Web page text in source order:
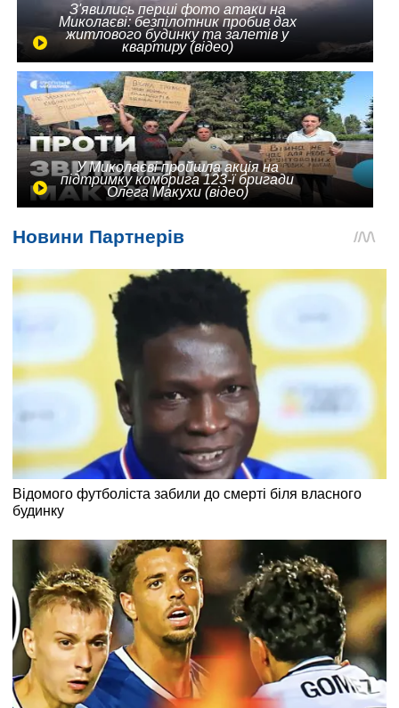
З'явились перші фото атаки на
Миколаєві: безпілотник пробив дах
житлового будинку та залетів у
квартиру (відео)
У Миколаєві пройшла акція на
підтримку комбрига 123-ї бригади
Олега Макухи (відео)